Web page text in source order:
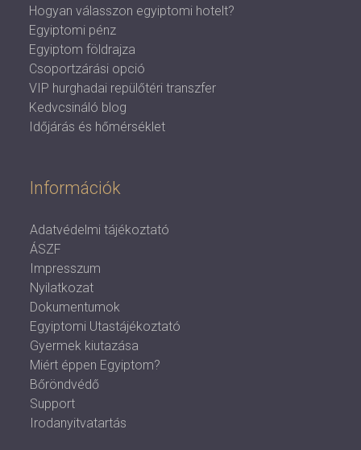
Hogyan válasszon egyiptomi hotelt?
Egyiptomi pénz
Egyiptom földrajza
Csoportzárási opció
VIP hurghadai repülőtéri transzfer
Kedvcsináló blog
Időjárás és hőmérséklet
Információk
Adatvédelmi tájékoztató
ÁSZF
Impresszum
Nyilatkozat
Dokumentumok
Egyiptomi Utastájékoztató
Gyermek kiutazása
Miért éppen Egyiptom?
Bőröndvédő
Support
Irodanyitvatartás